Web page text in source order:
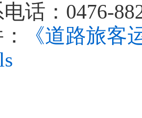
话： 0476-
《道路旅客